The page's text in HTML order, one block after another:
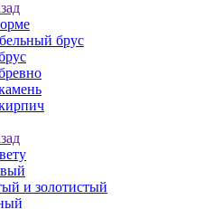
брус
и золотистый